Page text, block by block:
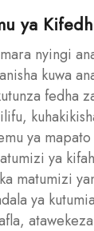
ya
nyingi
kuwa
fedha
ya
ya
matumizi
ya